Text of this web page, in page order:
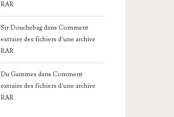
RAR
Sir DouchebagdansComment
extraire des fichiers d’une archive
RAR
Du Gammes dansComment
extraire des fichiers d’une archive
RAR